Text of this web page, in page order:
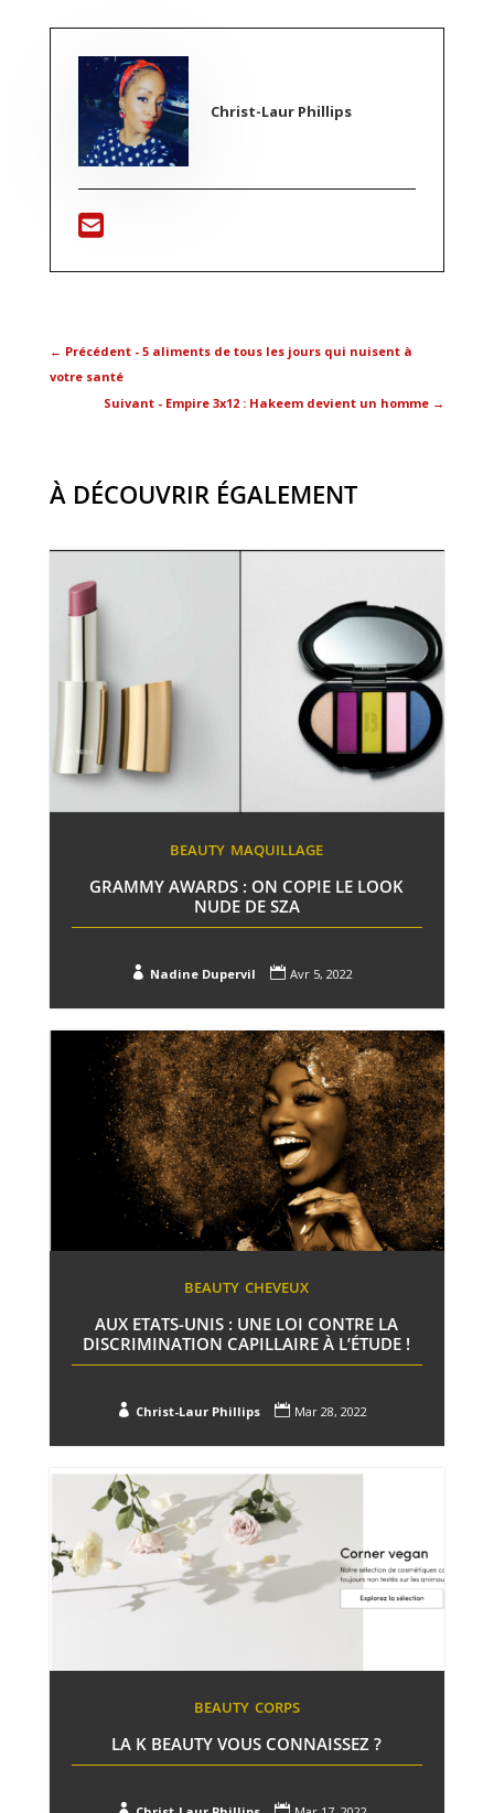
Christ-Laur Phillips
← Précédent - 5 aliments de tous les jours qui nuisent à
votre santé
Suivant - Empire 3x12 : Hakeem devient un homme →
À DÉCOUVRIR ÉGALEMENT
BEAUTY MAQUILLAGE
GRAMMY AWARDS : ON COPIE LE LOOK
NUDE DE SZA
 Nadine Dupervil  Avr 5, 2022
BEAUTY CHEVEUX
AUX ETATS-UNIS : UNE LOI CONTRE LA
DISCRIMINATION CAPILLAIRE À L’ÉTUDE !
 Christ-Laur Phillips  Mar 28, 2022
BEAUTY CORPS
LA K BEAUTY VOUS CONNAISSEZ ?
 